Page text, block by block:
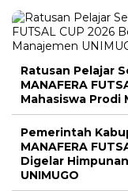
Ratusan Pelajar
MANAFERA
Mahasiswa Prodi
Pemerintah
MANAFERA
Digelar
UNIMUGO